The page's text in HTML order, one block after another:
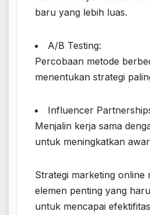
baru yang lebih luas.
A/B Testing:
Percobaan metode
menentukan strategi
Influencer
Menjalin kerja sama
untuk meningkatkan
Strategi marketing online
elemen penting yang
untuk mencapai